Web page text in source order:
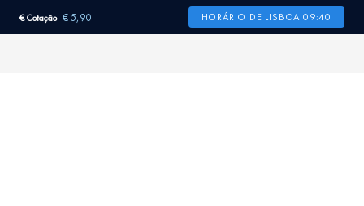
€ Cotação € 5,90 HORÁRIO DE LISBOA 09:40